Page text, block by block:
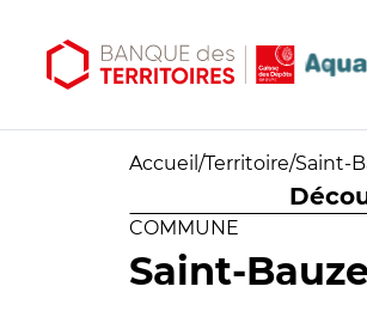
Accueil /Territoire/Saint-
COMMUNE
Saint-